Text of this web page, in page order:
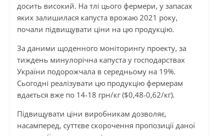
досить високий. На тлі цього фермери, у запасах
яких залишилася капуста врожаю 2021 року,
почали підвищувати ціни на цю продукцію.
За даними щоденного моніторингу проекту, за
тиждень минулорічна капуста у господарствах
України подорожчала в середньому на 19%.
Сьогодні реалізувати цю продукцію фермерам
вдається вже по 14-18 грн/кг ($0,48-0,62/кг).
Підвищувати ціни виробникам дозволяє,
насамперед, суттєве скорочення пропозиції даної